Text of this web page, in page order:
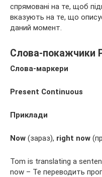
спрямовані на те, щоб
вказують на те, що
даний момент.
Слова-покажчики
Слова-маркери
Present Continuous
Приклади
Now (зараз), right now
Tom is translating a
now – Те переводить